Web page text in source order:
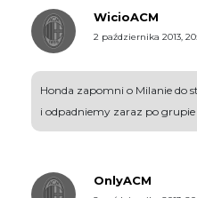
WicioACM
2 października 2013,
Honda zapomni o Milanie do
i odpadniemy zaraz po grupie
OnlyACM